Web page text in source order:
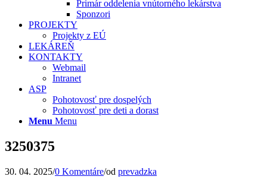
Primár oddelenia vnútorného lekárstva
Sponzori
PROJEKTY
Projekty z EÚ
LEKÁREŇ
KONTAKTY
Webmail
Intranet
ASP
Pohotovosť pre dospelých
Pohotovosť pre deti a dorast
Menu Menu
3250375
30. 04. 2025/0 Komentáre/od prevadzka